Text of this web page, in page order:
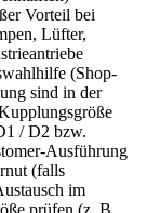
Vorteil bei
Lüfter,
(Shop-
sind in der
/ D2 bzw.
Ausführung
(falls
im